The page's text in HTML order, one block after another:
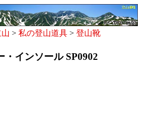
山 > 私の登山道具 > 登山靴
・インソール SP0902